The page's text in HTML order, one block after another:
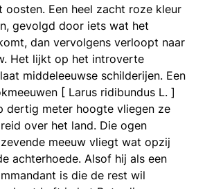
oosten. Een heel zacht roze kleur
gevolgd door iets wat het
dan vervolgens verloopt naar
Het lijkt op het introverte
middeleeuwse schilderijen. Een
[ Larus ridibundus L. ]
dertig meter hoogte vliegen ze
over het land. Die ogen
meeuw vliegt wat opzij
achterhoede. Alsof hij als een
is die de rest wil